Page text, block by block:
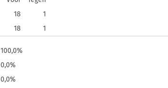
18
1
18 1
100,0%
0,0%
0,0%